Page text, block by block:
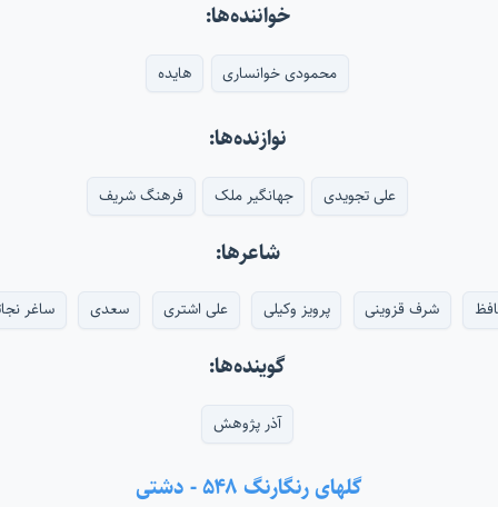
خواننده‌ها:
محمودی خوانساری هایده
نوازنده‌ها:
علی تجویدی جهانگیر ملک فرهنگ شریف
شاعرها:
شرف قزوینی پرویز وکیلی علی اشتری سعدی ساغر
گوینده‌ها:
آذر پژوهش
گلهای رنگارنگ ۵۴۸ - دشتی